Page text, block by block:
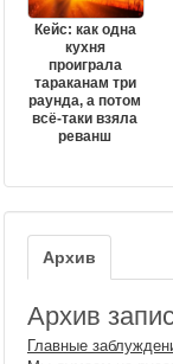
Кейс: как одна
кухня
проиграла
тараканам три
раунда, а потом
всё-таки взяла
реванш
Архив
Архив
Главные